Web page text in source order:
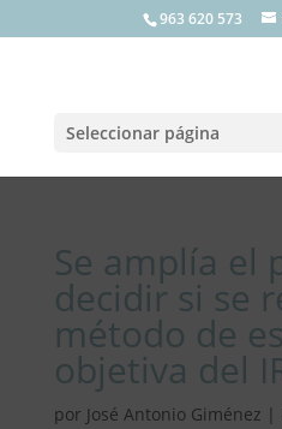
963 620 573
Seleccionar página
Se amplía el
decidir si se
método de
objetiva del
por José Antonio Giménez |